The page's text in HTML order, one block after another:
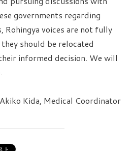
governments regarding
Rohingya voices are not fully
should be relocated
informed decision. We will
Akiko Kida, Medical Coordinator